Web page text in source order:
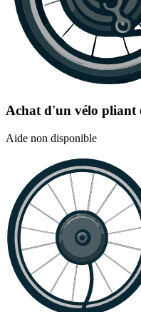
Achat d'un vélo pliant
Aide non disponible